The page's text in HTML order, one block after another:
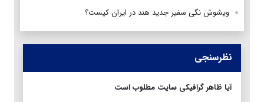
ویشوش نگی سفیر جدید هند در ایران کیست؟
نظرسنجی
آیا ظاهر گرافیکی سایت مطلوب است